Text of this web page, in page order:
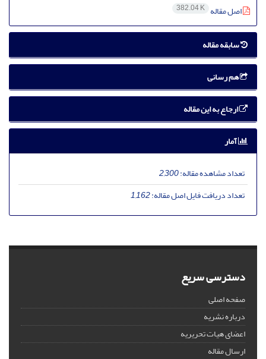
اصل مقاله 382.04 K
سابقه مقاله
هم رسانی
ارجاع به این مقاله
آمار
تعداد مشاهده مقاله:2,300
تعداد دریافت فایل اصل مقاله:1,162
دسترسی سریع
صفحه اصلی
درباره نشریه
اعضای هیات تحریریه
ارسال مقاله